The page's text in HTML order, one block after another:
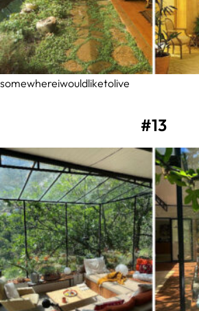
somewhereiwouldliketolive
#13